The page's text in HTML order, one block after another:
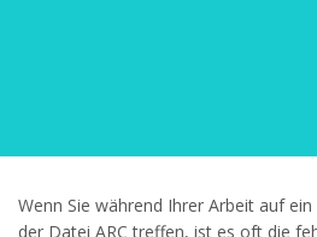
Wenn Sie während Ihrer Arbeit auf
der Datei ARC treffen, ist es oft die